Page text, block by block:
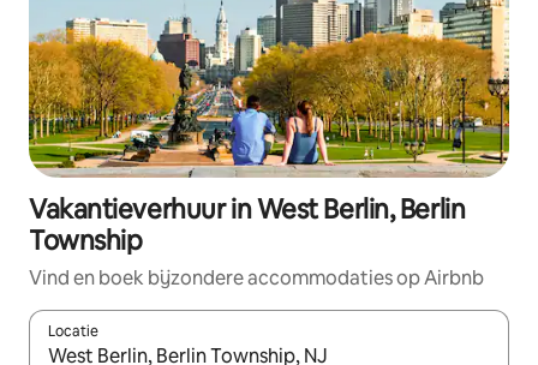
Vakantieverhuur in West Berlin, Berlin
Township
Vind en boek bijzondere accommodaties op Airbnb
Locatie
Wanneer er suggesties beschikbaar zijn, maak je een keuze